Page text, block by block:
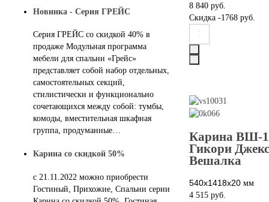
8 840 руб.
Скидка -1768 руб.
Карина ВШ-
Гикори
Вешалка
540х1418х20 мм
4 515 руб.
Новинка - Серия ГРЕЙС
Серия ГРЕЙС со скидкой 40% в
продаже Модульная программа
мебели для спальни «Грейс»
представляет собой набор отдельных,
самостоятельных секций,
стилистически и функционально
сочетающихся между собой: тумбы,
комоды, вместительная шкафная
группа, продуманные…
Карина со скидкой 50%
с 21.11.2022 можно приобрести
Гостиный, Прихожие, Спальни серии